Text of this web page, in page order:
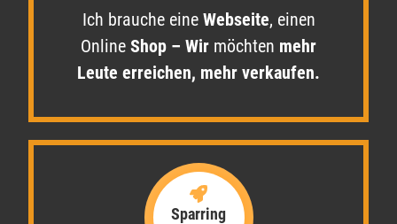
Ich brauche eine Webseite, einen
Online Shop – Wir möchten mehr
Leute erreichen, mehr verkaufen.​
Sparring